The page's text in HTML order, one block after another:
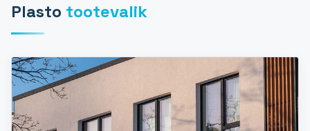
Plasto tootevalik